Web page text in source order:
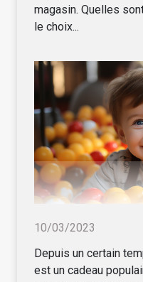
magasin. Quelles
le choix...
10/03/2023
Depuis un certain
est un cadeau